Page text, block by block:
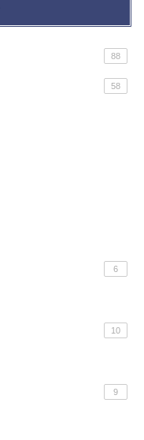
88
58
6
10
9